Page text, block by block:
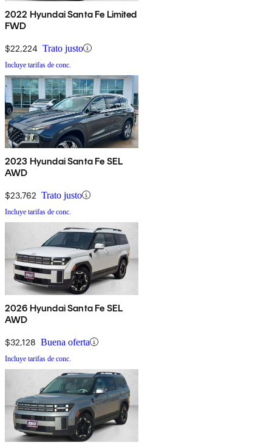
2022 Hyundai Santa Fe Limited
FWD
$22,224 Trato justo
Incluye tarifas de conc.
2023 Hyundai Santa Fe SEL
AWD
$23,762 Trato justo
Incluye tarifas de conc.
2026 Hyundai Santa Fe SEL
AWD
$32,128 Buena oferta
Incluye tarifas de conc.